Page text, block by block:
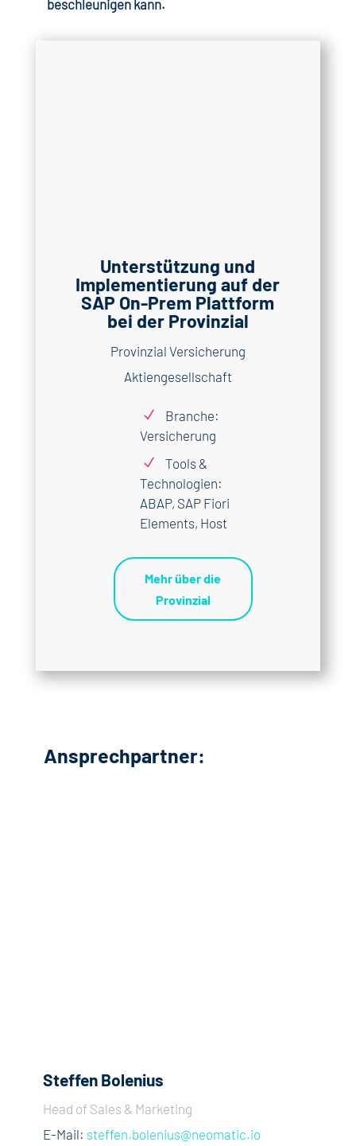
beschleunigen kann.
Unterstützung und
Implementierung auf der
SAP On-Prem Plattform
bei der Provinzial
Provinzial Versicherung
Aktiengesellschaft
N
Branche:
Versicherung
N
Tools &
Technologien:
ABAP, SAP Fiori
Elements, Host
Mehr über die
Provinzial
Ansprechpartner:
Steffen Bolenius
Head of Sales & Marketing
E-Mail: steffen.bolenius@neomatic.io